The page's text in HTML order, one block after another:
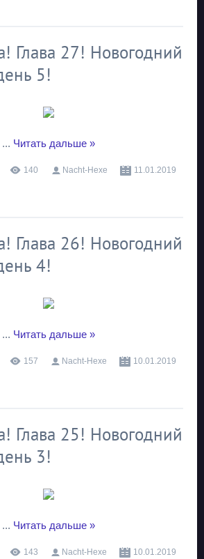
Глава 27! Новогодний
5!
... Читать дальше »
140 Nacht-Hexe
11.01.2019
Глава 26! Новогодний
4!
... Читать дальше »
157 Nacht-Hexe
10.01.2019
Глава 25! Новогодний
3!
... Читать дальше »
143 Nacht-Hexe
10.01.2019